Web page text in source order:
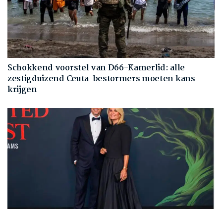
Schokkend voorstel van D66-Kamerlid: alle
zestigduizend Ceuta-bestormers moeten kans
krijgen